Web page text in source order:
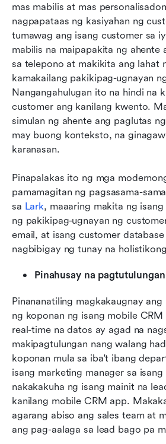
mas mabilis at mas
nagpapataas ng kasiyahan ng
tumawag ang isang customer sa
mabilis na maipapakita ng ahente
sa telepono at makikita ang lahat
kamakailang pakikipag-ugnayan
Nangangahulugan ito na hindi na
customer ang kanilang kwento.
simulan ng ahente ang paglutas
may buong konteksto, na
karanasan.
Pinapalakas ito ng mga
pamamagitan ng pagsasama-
sa Lark, maaaring makita ng
ng pakikipag-ugnayan ng
email, at isang customer database
nagbibigay ng tunay na
Pinahusay na
Pinananatiling magkakaugnay
ng koponan ng isang mobile
real-time na datos ay agad na
makipagtulungan nang walang
koponan mula sa iba't ibang
isang marketing manager sa
nakakakuha ng isang mainit na
kanilang mobile CRM app.
agarang abiso ang sales team at
ang pag-aalaga sa lead bago pa